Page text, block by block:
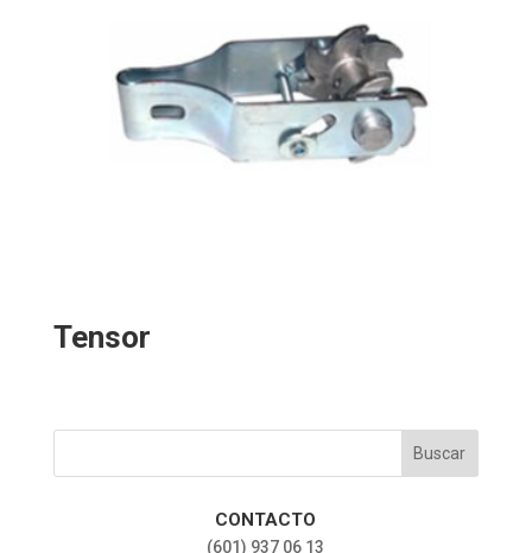
Tensor
CONTACTO
‎(601) 937 06 13